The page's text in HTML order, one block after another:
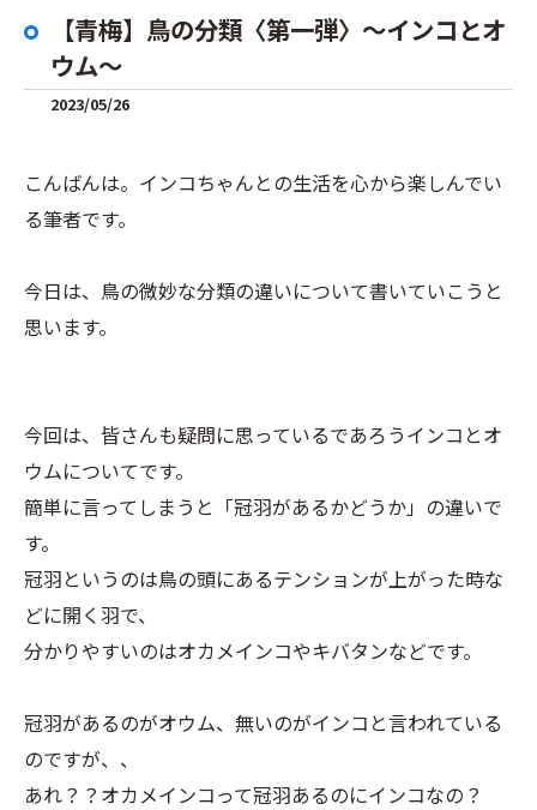
【青梅】鳥の分類〈第一弾〉～インコとオ
ウム～
2023/05/26
こんばんは。インコちゃんとの生活を心から楽しんでい
る筆者です。
今日は、鳥の微妙な分類の違いについて書いていこうと
思います。
今回は、皆さんも疑問に思っているであろうインコとオ
ウムについてです。
簡単に言ってしまうと「冠羽があるかどうか」の違いで
す。
冠羽というのは鳥の頭にあるテンションが上がった時な
どに開く羽で、
分かりやすいのはオカメインコやキバタンなどです。
冠羽があるのがオウム、無いのがインコと言われている
のですが、、
あれ？？オカメインコって冠羽あるのにインコなの？